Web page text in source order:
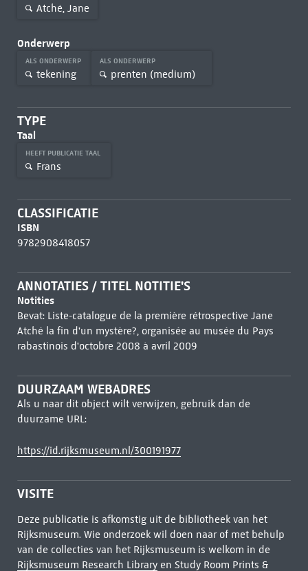
Atché, Jane
Onderwerp
ALS ONDERWERP
tekening
ALS ONDERWERP
prenten (medium)
TYPE
Taal
HEEFT PUBLICATIE TAAL
Frans
CLASSIFICATIE
ISBN
9782908418057
ANNOTATIES / TITEL NOTITIE'S
Notities
Bevat: Liste-catalogue de la première rétrospective Jane
Atché la fin d'un mystère?, organisée au musée du Pays
rabastinois d'octobre 2008 à avril 2009
DUURZAAM WEBADRES
Als u naar dit object wilt verwijzen, gebruik dan de
duurzame URL:
https://id.rijksmuseum.nl/300191977
VISITE
Deze publicatie is afkomstig uit de bibliotheek van het
Rijksmuseum. Wie onderzoek wil doen naar of met behulp
van de collecties van het Rijksmuseum is welkom in de
Rijksmuseum Research Libraryen Study Room Prints &